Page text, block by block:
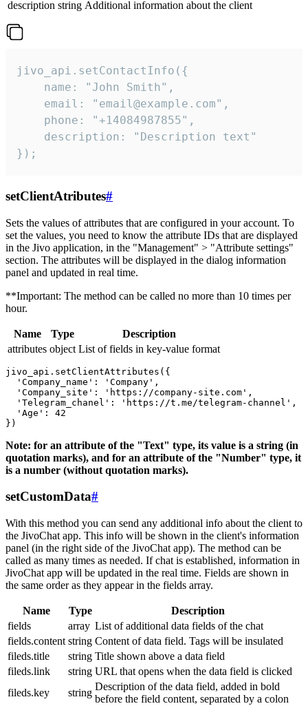
description string Additional information about the client
jivo_api.setContactInfo({
    name: "John Smith",
    email: "email@example.com",
    phone: "+14084987855",
    description: "Description text"
});
setClientAtributes#
Sets the values ​​of attributes that are configured in your account. To
set the values, you need to know the attribute IDs that are displayed
in the Jivo application, in the "Management" > "Attribute settings"
section. The attributes will be displayed in the dialog information
panel and updated in real time.
**Important: The method can be called no more than 10 times per
hour.
Name Type
Description
attributes object List of fields in key-value format
jivo_api.setClientAttributes({
  'Company_name': 'Company',
  'Company_site': 'https://company-site.com',
  'Telegram_chanel': 'https://t.me/telegram-channel',
  'Age': 42
Note: for an attribute of the "Text" type, its value is a string (in
quotation marks), and for an attribute of the "Number" type, it
is a number (without quotation marks).
setCustomData#
With this method you can send any additional info about the client to
the JivoChat app. This info will be shown in the client's information
panel (in the right side of the JivoChat app). The method can be
called as many times as needed. If chat is established, information in
JivoChat app will be updated in the real time. Fields are shown in
the same order as they appear in the fields array.
Name Type
Description
fields
array List of additional data fields of the chat
fields.content string Content of data field. Tags will be insulated
fileds.title
string Title shown above a data field
fileds.link
string URL that opens when the data field is clicked
fileds.key
string
Description of the data field, added in bold
before the field content, separated by a colon